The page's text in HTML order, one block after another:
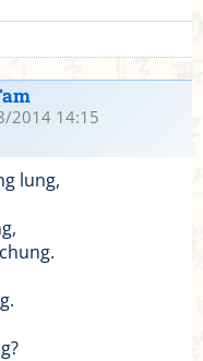
2014 14:15
lung,